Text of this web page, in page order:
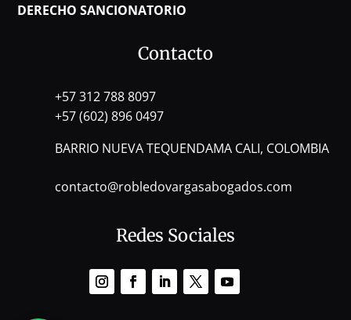
DERECHO SANCIONATORIO
Contacto
+57 312 788 8097
+57 (602) 896 0497
BARRIO NUEVA TEQUENDAMA CALI, COLOMBIA
contacto@robledovargasabogados.com
Redes Sociales